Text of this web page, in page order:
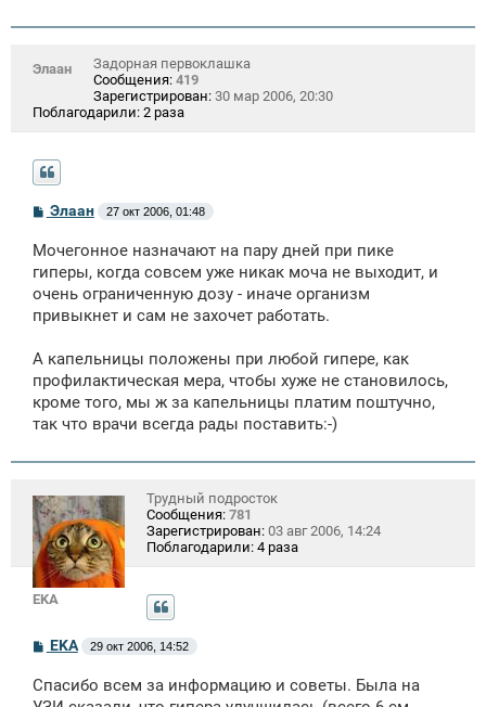
Элаан
Задорная первоклашка
Сообщения: 419
Зарегистрирован: 30 мар 2006, 20:30
Поблагодарили: 2 раза
С
о
б
щ
н
и
е
Элаан 27 окт 2006, 01:48
Мочегонное назначают на пару дней при пике
гиперы, когда совсем уже никак моча не выходит, и
очень ограниченную дозу - иначе организм
привыкнет и сам не захочет работать.
А капельницы положены при любой гипере, как
профилактическая мера, чтобы хуже не становилось,
кроме того, мы ж за капельницы платим поштучно,
так что врачи всегда рады поставить:-)
EKA
Трудный подросток
Сообщения: 781
Зарегистрирован: 03 авг 2006, 14:24
Поблагодарили: 4 раза
С
о
б
щ
EKA 29 окт 2006, 14:52
Спасибо всем за информацию и советы. Была на